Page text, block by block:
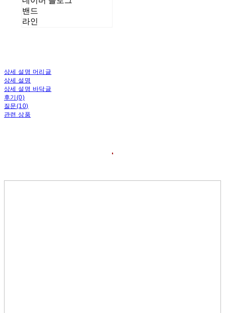
밴드
라인
상세 설명 머리글
상세 설명
상세 설명 바닥글
후기(0)
질문(10)
관련 상품
❛